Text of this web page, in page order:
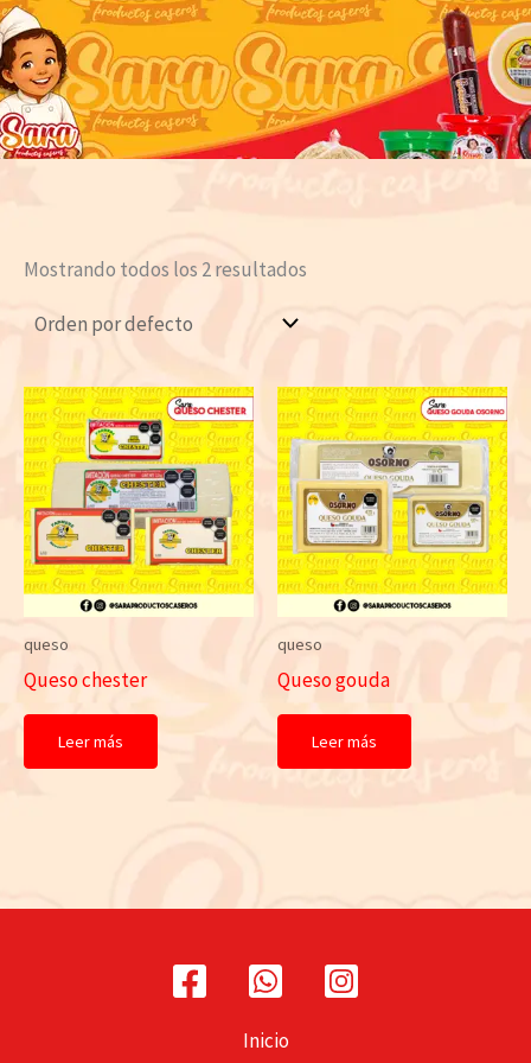
Mostrando todos los 2 resultados
queso
Queso chester
Leer más
queso
Queso gouda
Leer más
Inicio